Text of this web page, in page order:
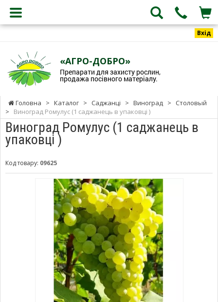
Вхід
«АГРО-ДОБРО»
Препарати для захисту рослин,
продажа посівного матеріалу.
Головна > Каталог > Саджанці > Виноград >
Столовый
>
Виноград Ромулус (1 саджанець в упаковці )
Виноград Ромулус (1 саджанець в
упаковці )
Код товару: 09625